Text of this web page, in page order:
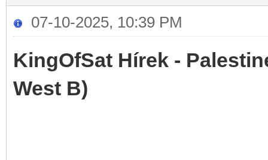
07-10-2025, 10:39 PM
KingOfSat Hírek -
West B)